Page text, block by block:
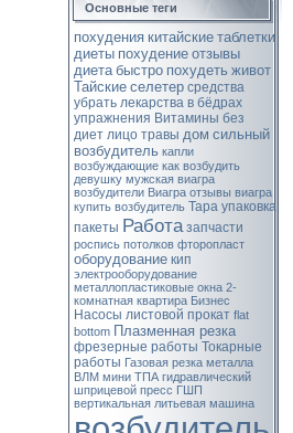
Основные теги
похудения китайские таблетки
диеты похудение отзывы
диета быстро похудеть живот
Тайские селетер средства
убрать лекарства в бёдрах
упражнения Витамины без
диет лицо травы дом сильный
возбудитель капли
возбуждающие как возбудить
девушку мужская виагра
возбудители Виагра отзывы виагра
купить возбудитель Тара упаковка
пакеты Работа запчасти
роспись потолков фторопласт
оборудование кип
электрооборудование
металлопластиковые окна 2-
комнатная квартира Бизнес
Насосы листовой прокат flat
bottom Плазменная резка
фрезерные работы Токарные
работы Газовая резка металла
ВЛМ мини ТПА гидравлический
шприцевой пресс ГШП
вертикальная литьевая машина